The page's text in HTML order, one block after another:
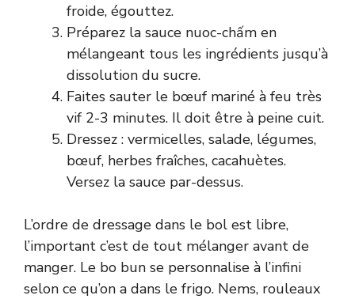
froide, égouttez.
Préparez la sauce nuoc-chấm en
mélangeant tous les ingrédients jusqu’à
dissolution du sucre.
Faites sauter le bœuf mariné à feu très
vif 2-3 minutes. Il doit être à peine cuit.
Dressez : vermicelles, salade, légumes,
bœuf, herbes fraîches, cacahuètes.
Versez la sauce par-dessus.
L’ordre de dressage dans le bol est libre,
l’important c’est de tout mélanger avant de
manger. Le bo bun se personnalise à l’infini
selon ce qu’on a dans le frigo. Nems, rouleaux